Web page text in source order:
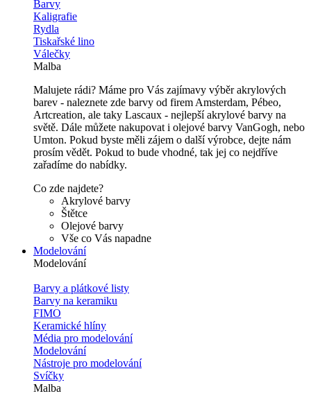
Barvy
Kaligrafie
Rydla
Tiskařské lino
Válečky
Malba
Malujete rádi? Máme pro Vás zajímavy výběr akrylových
barev - naleznete zde barvy od firem Amsterdam, Pébeo,
Artcreation, ale taky Lascaux - nejlepší akrylové barvy na
světě. Dále můžete nakupovat i olejové barvy VanGogh, nebo
Umton. Pokud byste měli zájem o další výrobce, dejte nám
prosím vědět. Pokud to bude vhodné, tak jej co nejdříve
zařadíme do nabídky.
Co zde najdete?
Akrylové barvy
Štětce
Olejové barvy
Vše co Vás napadne
Modelování
Modelování
Barvy a plátkové listy
Barvy na keramiku
FIMO
Keramické hlíny
Média pro modelování
Modelování
Nástroje pro modelování
Svíčky
Malba